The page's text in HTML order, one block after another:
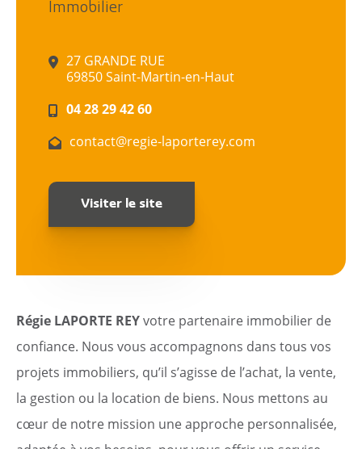
Immobilier
27 GRANDE RUE
69850 Saint-Martin-en-Haut
04 28 29 42 60
contact@regie-laporterey.com
Visiter le site
Régie LAPORTE REYvotre partenaire immobilier de
confiance. Nous vous accompagnons dans tous vos
projets immobiliers, qu’il s’agisse de l’achat, la vente,
la gestion ou la location de biens. Nous mettons au
cœur de notre mission une approche personnalisée,
Pratique
Annuaire
Agenda